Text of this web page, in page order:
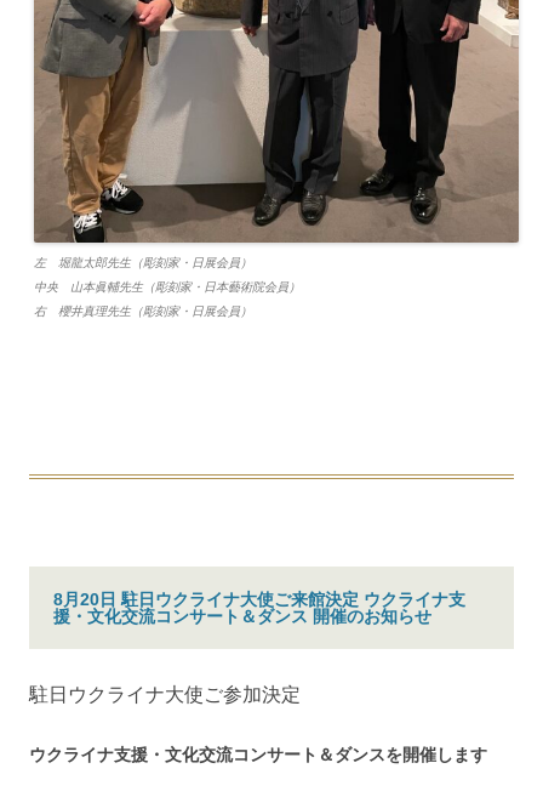
左 堀龍太郎先生（彫刻家・日展会員）
中央 山本眞輔先生（彫刻家・日本藝術院会員）
右 櫻井真理先生（彫刻家・日展会員）
8月20日 駐日ウクライナ大使ご来館決定 ウクライナ支
援・文化交流コンサート＆ダンス 開催のお知らせ
駐日ウクライナ大使ご参加決定
ウクライナ支援・文化交流コンサート＆ダンスを開催します